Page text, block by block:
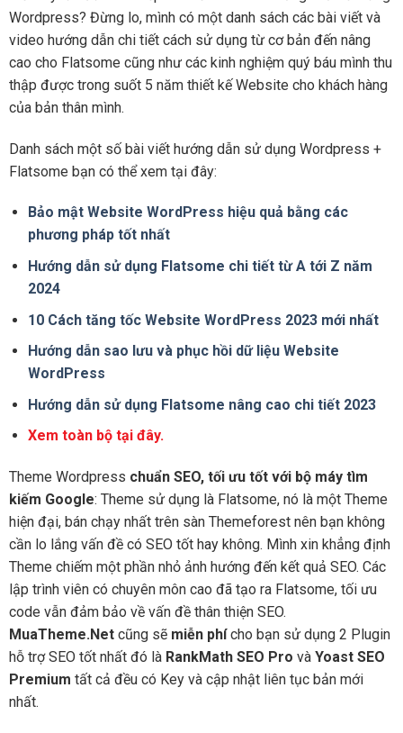
Wordpress? Đừng lo, mình có một danh sách các bài viết và
video hướng dẫn chi tiết cách sử dụng từ cơ bản đến nâng
cao cho Flatsome cũng như các kinh nghiệm quý báu mình thu
thập được trong suốt 5 năm thiết kế Website cho khách hàng
của bản thân mình.
Danh sách một số bài viết hướng dẫn sử dụng Wordpress +
Flatsome bạn có thể xem tại đây:
Bảo mật Website WordPress hiệu quả bằng các
phương pháp tốt nhất
Hướng dẫn sử dụng Flatsome chi tiết từ A tới Z năm
2024
10 Cách tăng tốc Website WordPress 2023 mới nhất
Hướng dẫn sao lưu và phục hồi dữ liệu Website
WordPress
Hướng dẫn sử dụng Flatsome nâng cao chi tiết 2023
Xem toàn bộ tại đây.
Theme Wordpress chuẩn SEO, tối ưu tốt với bộ máy tìm
kiếm Google: Theme sử dụng là Flatsome, nó là một Theme
hiện đại, bán chạy nhất trên sàn Themeforest nên bạn không
cần lo lắng vấn đề có SEO tốt hay không. Mình xin khẳng định
Theme chiếm một phần nhỏ ảnh hướng đến kết quả SEO. Các
lập trình viên có chuyên môn cao đã tạo ra Flatsome, tối ưu
code vẫn đảm bảo về vấn đề thân thiện SEO.
MuaTheme.Net cũng sẽ miễn phícho bạn sử dụng 2 Plugin
hỗ trợ SEO tốt nhất đó là RankMath SEO Pro và Yoast SEO
Premium tất cả đều có Key và cập nhật liên tục bản mới
nhất.